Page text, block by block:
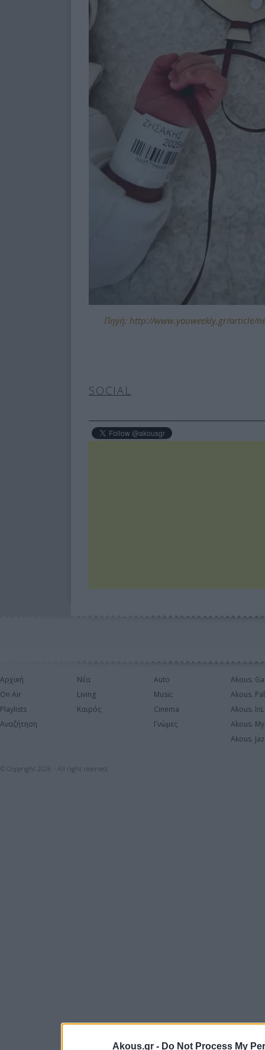
Akous.gr - Do Not Process My
Πηγή: http://www.youweekly.gr/article/
SOCIAL
Αρχική
On Air
Playlists
Αναζήτηση
Νέα
Living
Καιρός
Auto
Music
Cinema
Γνώμες
Akous.
Akous.
Akous.
Akous.
Akous.
© Copyright 2026 - All right reserved.